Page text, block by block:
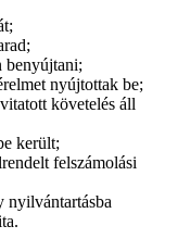
benyújtani;
nyújtottak be;
követelés áll
került;
felszámolási
nyilvántartásba